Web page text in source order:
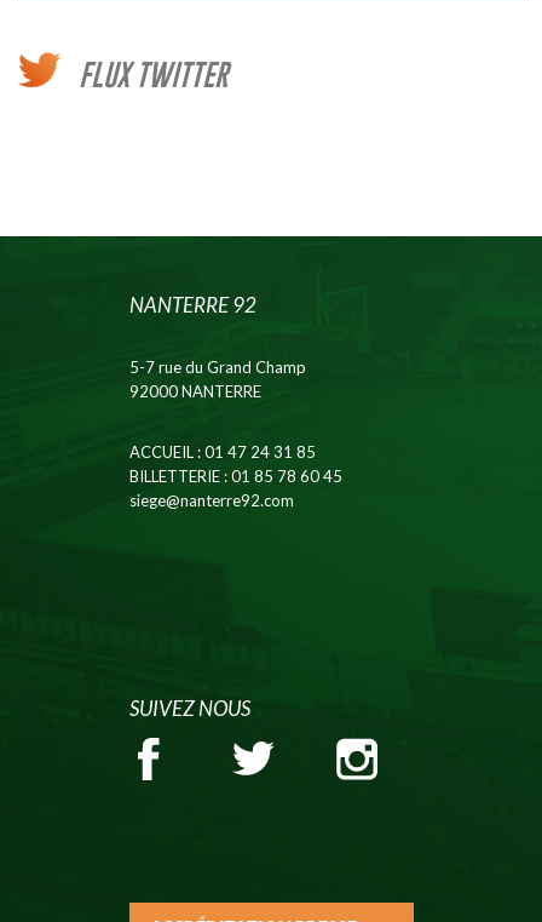
FLUX TWITTER
NANTERRE 92
5-7 rue du Grand Champ
92000 NANTERRE
ACCUEIL: 01 47 24 31 85
BILLETTERIE: 01 85 78 60 45
siege@nanterre92.com
SUIVEZ NOUS